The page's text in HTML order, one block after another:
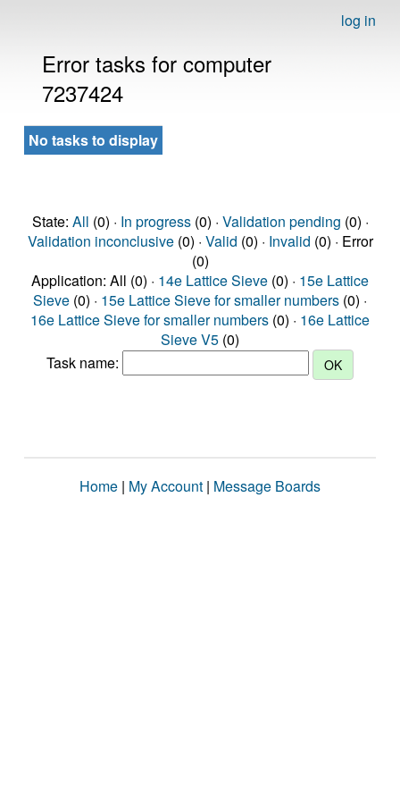
log in
Error tasks for computer
7237424
No tasks to display
State: All (0) · In progress(0) · Validation pending (0) ·
Validation inconclusive(0) · Valid (0) · Invalid (0) · Error
(0)
Application: All (0) · 14e Lattice Sieve (0) · 15e Lattice
Sieve (0) · 15e Lattice Sieve for smaller numbers (0) ·
16e Lattice Sieve for smaller numbers (0) · 16e Lattice
Sieve V5 (0)
Task name:
Home | My Account | Message Boards